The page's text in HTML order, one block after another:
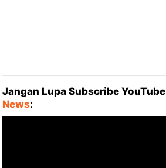
Jangan Lupa Subscribe YouTube
News: